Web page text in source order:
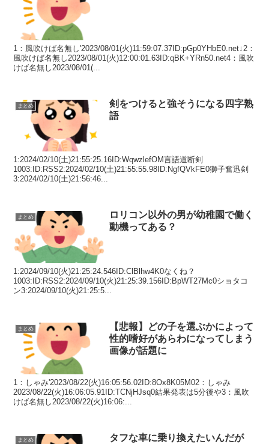
1：風吹けば名無し'2023/08/01(火)11:59:07.37ID:pGp0YHbE0.net↓2：
風吹けば名無し2023/08/01(火)12:00:01.63ID:qBK+YRn50.net4：風吹
けば名無し2023/08/01(...
まとめ
剣をつけると強そうになる四字熟
語
1:2024/02/10(土)21:55:25.16ID:WqwzlefOM言語道断剣
1003:ID:RSS2:2024/02/10(土)21:55:55.98ID:NgfQVkFE0獅子奮迅剣
3:2024/02/10(土)21:56:46...
まとめ
ロリコン以外の男が幼稚園で働く
動機ってある？
1:2024/09/10(火)21:25:24.546ID:ClBlhw4K0なくね？
1003:ID:RSS2:2024/09/10(火)21:25:39.156ID:BpWT27Mc0ショタコ
ン3:2024/09/10(火)21:25:5...
まとめ
【悲報】どの子を選ぶかによって
性的嗜好があらわになってしまう
画像が話題に
1：しゃみ'2023/08/22(火)16:05:56.02ID:8Ox8K05M02：しゃみ
2023/08/22(火)16:06:05.91ID:TCNjHJsq0結果発表は5分後や3：風吹
けば名無し2023/08/22(火)16:06:...
まとめ タフな車に乗り換えたいんだが